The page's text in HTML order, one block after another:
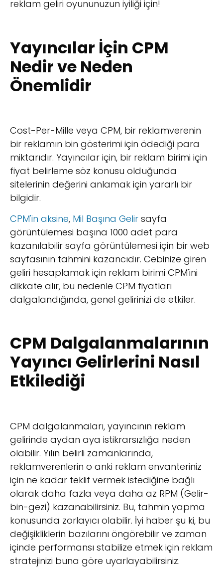
reklam geliri oyununuzun iyiliği için!
Yayıncılar İçin CPM
Nedir ve Neden
Önemlidir
Cost-Per-Mille veya CPM, bir reklamverenin
bir reklamın bin gösterimi için ödediği para
miktarıdır. Yayıncılar için, bir reklam birimi için
fiyat belirleme söz konusu olduğunda
sitelerinin değerini anlamak için yararlı bir
bilgidir.
CPM'in aksine, Mil Başına Gelir sayfa
görüntülemesi başına 1000 adet para
kazanılabilir sayfa görüntülemesi için bir web
sayfasının tahmini kazancıdır. Cebinize giren
geliri hesaplamak için reklam birimi CPM'ini
dikkate alır, bu nedenle CPM fiyatları
dalgalandığında, genel gelirinizi de etkiler.
CPM Dalgalanmalarının
Yayıncı Gelirlerini Nasıl
Etkilediği
CPM dalgalanmaları, yayıncının reklam
gelirinde aydan aya istikrarsızlığa neden
olabilir. Yılın belirli zamanlarında,
reklamverenlerin o anki reklam envanteriniz
için ne kadar teklif vermek istediğine bağlı
olarak daha fazla veya daha az RPM (Gelir-
bin-gezi) kazanabilirsiniz. Bu, tahmin yapma
konusunda zorlayıcı olabilir. İyi haber şu ki, bu
değişikliklerin bazılarını öngörebilir ve zaman
içinde performansı stabilize etmek için reklam
stratejinizi buna göre uyarlayabilirsiniz.